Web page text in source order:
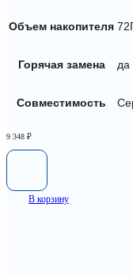
Объем накопителя
Горячая замена да
Совместимость
9 348 ₽
В корзину